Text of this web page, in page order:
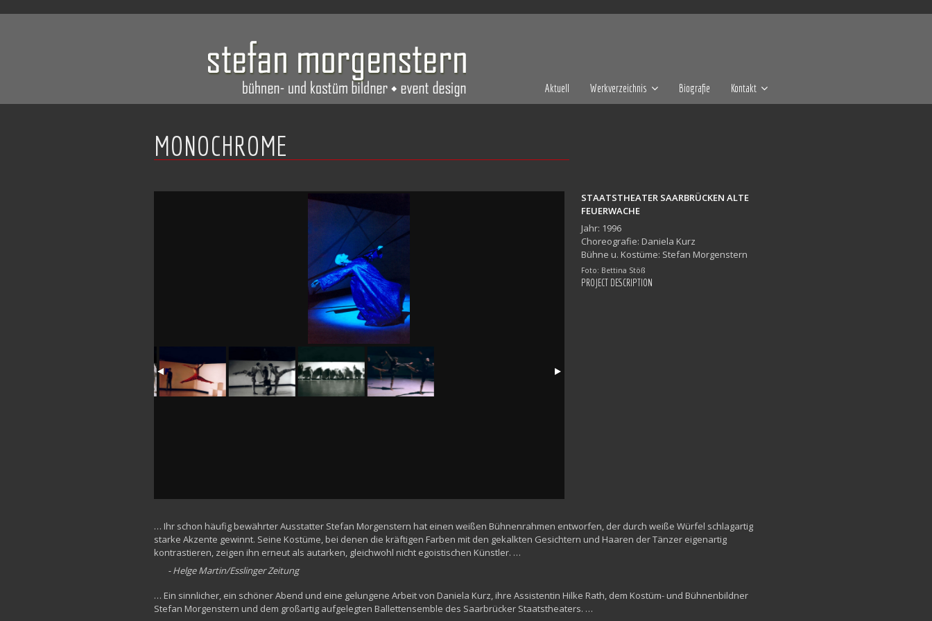
Aktuell Werkverzeichnis Biografie Kontakt
MONOCHROME
STAATSTHEATER SAARBRÜCKEN ALTE
FEUERWACHE
Jahr: 1996
Choreografie: Daniela Kurz
Bühne u. Kostüme: Stefan Morgenstern
Foto: Bettina Stöß
PROJECT DESCRIPTION
… Ihr schon häufig bewährter Ausstatter Stefan Morgenstern hat einen weißen Bühnenrahmen entworfen, der durch weiße Würfel schlagartig
starke Akzente gewinnt. Seine Kostüme, bei denen die kräftigen Farben mit den gekalkten Gesichtern und Haaren der Tänzer eigenartig
kontrastieren, zeigen ihn erneut als autarken, gleichwohl nicht egoistischen Künstler. …
- Helge Martin/Esslinger Zeitung
… Ein sinnlicher, ein schöner Abend und eine gelungene Arbeit von Daniela Kurz, ihre Assistentin Hilke Rath, dem Kostüm- und Bühnenbildner
Stefan Morgenstern und dem großartig aufgelegten Ballettensemble des Saarbrücker Staatstheaters. …